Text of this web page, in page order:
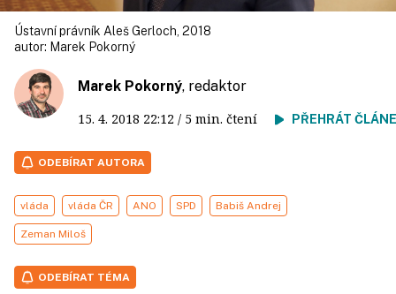
Ústavní právník Aleš Gerloch, 2018
autor: Marek Pokorný
Marek Pokorný, redaktor
15. 4. 2018 22:12 / 5 min. čtení PŘEHRÁT
ODEBÍRAT AUTORA
vláda vláda ČR ANO SPD Babiš Andrej
Zeman Miloš
ODEBÍRAT TÉMA